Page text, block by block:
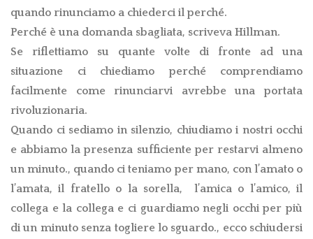
quando rinunciamo a chiederci il perché.
Perché è una domanda sbagliata, scriveva Hillman.
Se riflettiamo su quante volte di fronte ad una
situazione ci chiediamo perché comprendiamo
facilmente come rinunciarvi avrebbe una portata
rivoluzionaria.
Quando ci sediamo in silenzio, chiudiamo i nostri occhi
e abbiamo la presenza sufficiente per restarvi almeno
un minuto., quando ci teniamo per mano, con l’amato o
l’amata, il fratello o la sorella,
l’amica o l’amico, il
collega e la collega e ci guardiamo negli occhi per più
di un minuto senza togliere lo sguardo., ecco schiudersi